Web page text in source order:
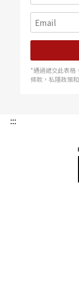
*通過遞交此表格
條款，私隱政策
:::